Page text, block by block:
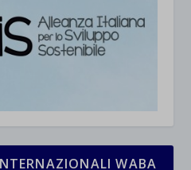
WABA